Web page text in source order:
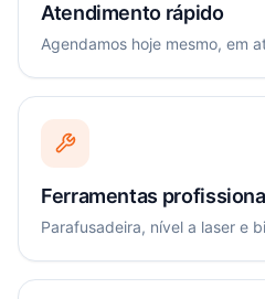
Atendimento rápido
Agendamos hoje mesmo, em
Ferramentas
Parafusadeira, nível a laser e